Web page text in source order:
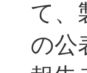
て、
の公